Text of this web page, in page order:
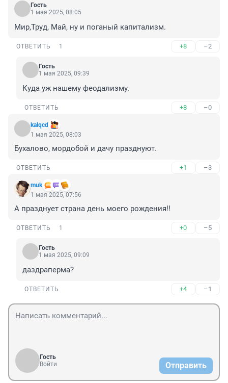
Гость
1 мая 2025, 08:05
Мир,Труд, Май, ну и поганый капитализм.
ОТВЕТИТЬ 1 +8 –2
Гость
1 мая 2025, 09:39
Куда уж нашему феодализму.
ОТВЕТИТЬ +8 –0
kalqcd
1 мая 2025, 08:03
Бухалово, мордобой и дачу празднуют.
ОТВЕТИТЬ +1 –3
muk
1 мая 2025, 07:56
А празднует страна день моего рождения!!
ОТВЕТИТЬ 1 +0 –5
Гость
1 мая 2025, 09:09
даздраперма?
ОТВЕТИТЬ +4 –1
Гость
Войти
Отправить